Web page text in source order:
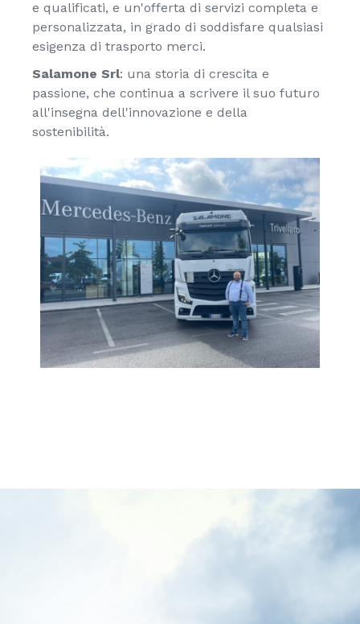
e qualificati, e un'offerta di servizi completa e
personalizzata, in grado di soddisfare qualsiasi
esigenza di trasporto merci.
Salamone Srl: una storia di crescita e
passione, che continua a scrivere il suo futuro
all'insegna dell'innovazione e della
sostenibilità.